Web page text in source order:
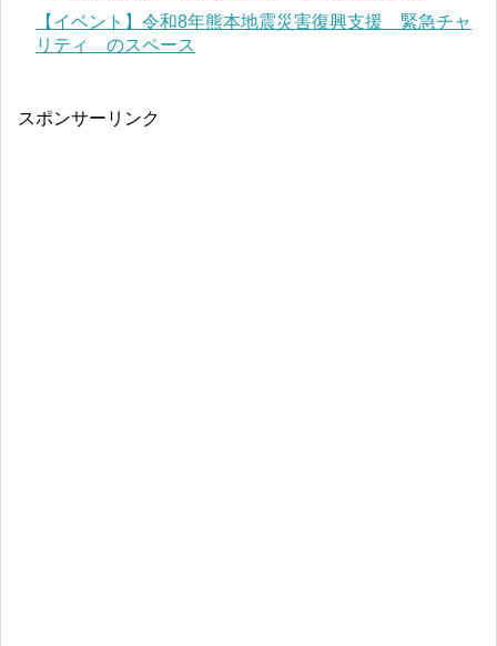
【イベント】令和8年熊本地震災害復興支援 緊急チャ
リティ のスペース
スポンサーリンク